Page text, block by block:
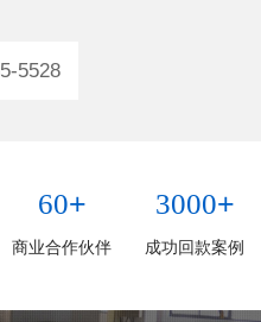
5528
60+
商业合作伙伴
3000+
成功回款案例